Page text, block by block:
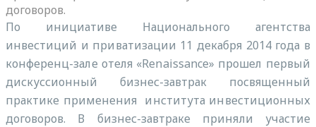
договоров.
По инициативе Национального агентства
инвестиций и приватизации 11 декабря 2014 года в
конференц-зале отеля «Renaissance» прошел первый
дискуссионный бизнес-завтрак посвященный
практике применения института инвестиционных
договоров. В бизнес-завтраке приняли участие